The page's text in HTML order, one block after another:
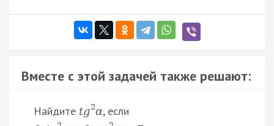
Вместе с этой задачей также решают:
Найдите tg2α, если